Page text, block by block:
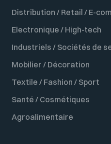
Distribution / Retail / E-
Electronique / High-tech
Industriels / Sociétés de
Mobilier / Décoration
Textile / Fashion / Sport
Santé / Cosmétiques
Agroalimentaire